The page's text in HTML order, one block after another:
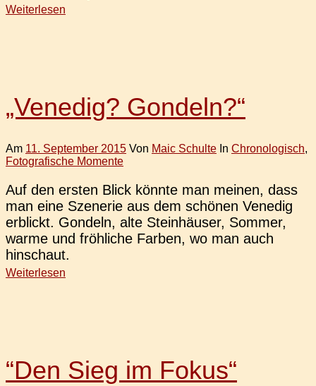
Weiterlesen
„Venedig? Gondeln?“
Am 11. September 2015 Von Maic Schulte In Chronologisch,
Fotografische Momente
Auf den ersten Blick könnte man meinen, dass
man eine Sze­ne­rie aus dem schö­nen Vene­dig
erblickt. Gon­deln, alte Stein­häu­ser, Sommer,
warme und fröh­li­che Farben, wo man auch
hinschaut.
Weiterlesen
“Den Sieg im Fokus“